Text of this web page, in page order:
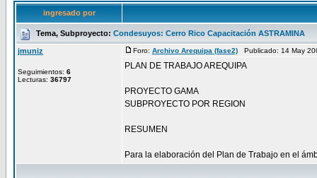
ingresado por
Tema, Subproyecto: Condesuyos: Cerro Rico Capacitación ASTRAMINA
jmuniz
Seguimientos: 6
Lecturas: 36797
Foro: Archivo Arequipa (fase2) Publicado: 14 May
PLAN DE TRABAJO AREQUIPA
PROYECTO GAMA
SUBPROYECTO POR REGION
RESUMEN
Para la elaboración del Plan de Trabajo en el